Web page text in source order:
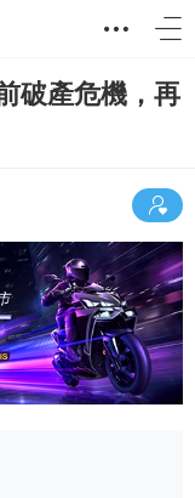
破產危機，再